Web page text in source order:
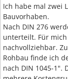
Ich habe mal zwei
Bauvorhaben.
Nach DIN 276
unterteilt. Für
nachvollziehbar.
Rohbau finde ich
nach DIN 1045-1".